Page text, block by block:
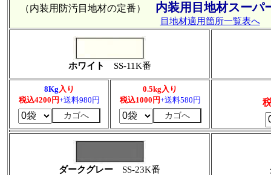
（内装用防汚目地材の定番） 内装用目地材スーパ
目地材適用箇所一覧表へ
ホワイト SS-11K番
8Kg入り
税込4200円+送料980円
0.5kg入り
税込1000円+送料580円
ダークグレー SS-23K番